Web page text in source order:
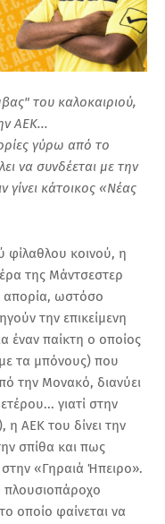
του καλοκαιριού,
ΑΕΚ...
γύρω από το
να συνδέεται με την
κάτοικος «Νέας
φίλαθλου κοινού, η
της Μάντσεστερ
απορία, ωστόσο
την επικείμενη
έναν παίκτη ο οποίος
τα μπόνους) που
την Μονακό, διανύει
γιατί στην
η ΑΕΚ του δίνει την
σπίθα και πως
στην «Γηραιά Ήπειρο».
πλουσιοπάροχο
οποίο φαίνεται να